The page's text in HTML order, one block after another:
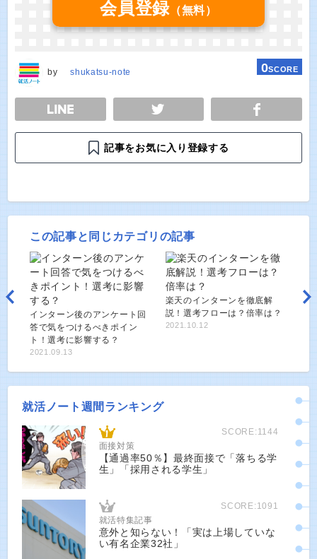
会員登録 （無料）
by shukatsu-note 0SCORE
TWEET
記事をお気に入り登録する
この記事と同じカテゴリの記事
インターン後のアンケート回
答で気をつけるべきポイン
ト！選考に影響する？
2021.09.13
楽天のインターンを徹底解
説！選考フローは？倍率は？
2021.10.12
就活ノート週間ランキング
SCORE:1144
面接対策
【通過率50％】最終面接で「落ちる学
生」「採用される学生」
SCORE:1091
就活特集記事
意外と知らない！「実は上場していな
い有名企業32社」